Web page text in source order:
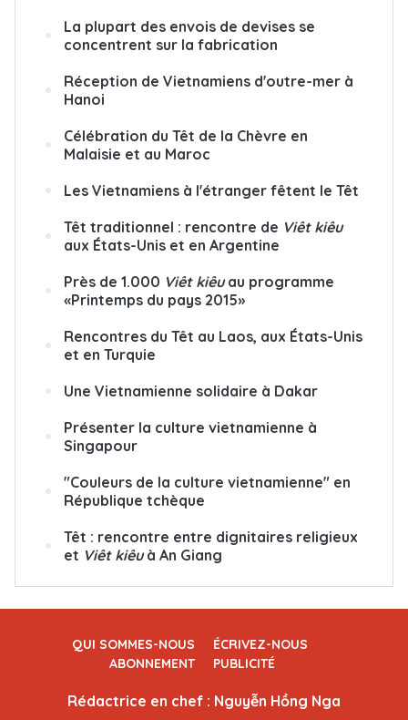
La plupart des envois de devises se
concentrent sur la fabrication
Réception de Vietnamiens d'outre-mer à
Hanoi
Célébration du Têt de la Chèvre en
Malaisie et au Maroc
Les Vietnamiens à l'étranger fêtent le Têt
Têt traditionnel : rencontre de Viêt kiêu
aux États-Unis et en Argentine
Près de 1.000 Viêt kiêuau programme
«Printemps du pays 2015»
Rencontres du Têt au Laos, aux États-Unis
et en Turquie
Une Vietnamienne solidaire à Dakar
Présenter la culture vietnamienne à
Singapour
"Couleurs de la culture vietnamienne" en
République tchèque
Têt : rencontre entre dignitaires religieux
et Viêt kiêuà An Giang
QUI SOMMES-NOUS
ÉCRIVEZ-NOUS
ABONNEMENT
PUBLICITÉ
Rédactrice en chef : Nguyễn Hồng Nga